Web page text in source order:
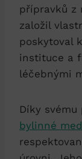
přípravků z
založil
poskytoval
instituce a
léčebnými
Díky
bylinné